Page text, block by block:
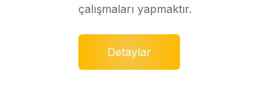
çalışmaları yapmaktır.
Detaylar